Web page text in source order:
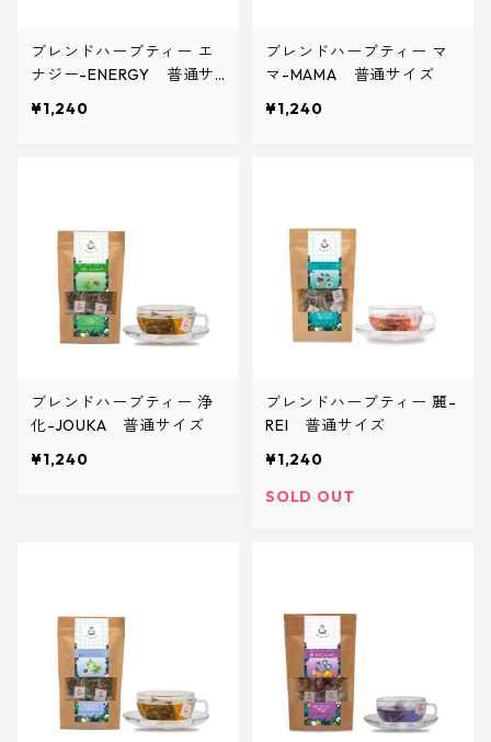
ブレンドハーブティー エ
ナジー-ENERGY 普通サ
¥1,240
ブレンドハーブティー マ
マ-MAMA 普通サイズ
¥1,240
ブレンドハーブティー 浄
化-JOUKA 普通サイズ
¥1,240
ブレンドハーブティー 麗-
REI 普通サイズ
¥1,240
SOLD OUT